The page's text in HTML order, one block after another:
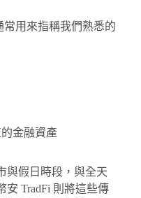
常用來指稱我們熟悉的
金融資產
與假日時段，與全天
安 TradFi 則將這些傳